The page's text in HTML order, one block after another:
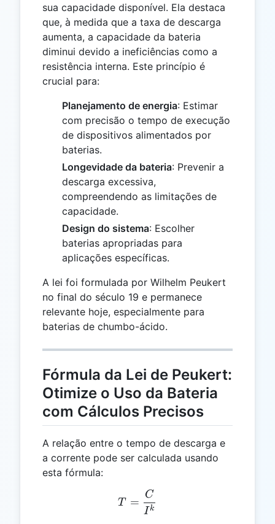
sua capacidade disponível. Ela destaca
que, à medida que a taxa de descarga
aumenta, a capacidade da bateria
diminui devido a ineficiências como a
resistência interna. Este princípio é
crucial para:
Planejamento de energia: Estimar
com precisão o tempo de execução
de dispositivos alimentados por
baterias.
Longevidade da bateria: Prevenir a
descarga excessiva,
compreendendo as limitações de
capacidade.
Design do sistema: Escolher
baterias apropriadas para
aplicações específicas.
A lei foi formulada por Wilhelm Peukert
no final do século 19 e permanece
relevante hoje, especialmente para
baterias de chumbo-ácido.
Fórmula da Lei de Peukert:
Otimize o Uso da Bateria
com Cálculos Precisos
A relação entre o tempo de descarga e
a corrente pode ser calculada usando
esta fórmula:
T = \frac{C}{I^k}
T =
Ik
C